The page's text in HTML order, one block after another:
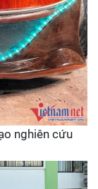
nghiên cứu